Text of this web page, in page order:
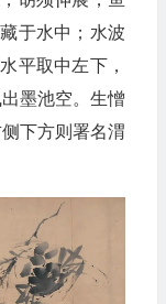
于水中；水波
平取中左下，
墨池空。生憎
下方则署名渭